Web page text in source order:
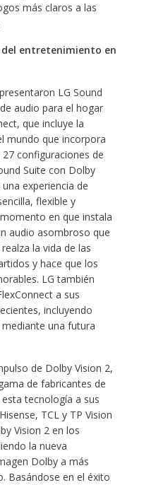
más claros a las
entretenimiento en
LG Sound
audio para el hogar
que incluye la
mundo que incorpora
configuraciones de
Suite con Dolby
experiencia de
flexible y
en que instala
audio asombroso que
la vida de las
y hace que los
LG también
a sus
incluyendo
una futura
de Dolby Vision 2,
de fabricantes de
tecnología a sus
TCL y TP Vision
Vision 2 en los
la nueva
Dolby a más
Basándose en el éxito